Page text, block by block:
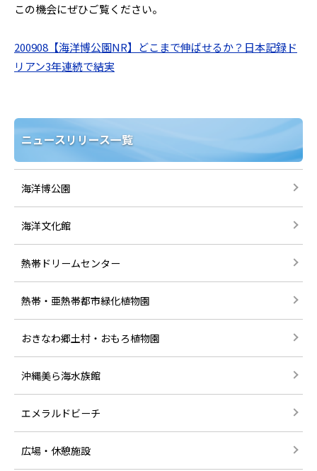
この機会にぜひご覧ください。
200908【海洋博公園NR】どこまで伸ばせるか？日本記録ド
リアン3年連続で結実
ニュースリリース一覧
海洋博公園
海洋文化館
熱帯ドリームセンター
熱帯・亜熱帯都市緑化植物園
おきなわ郷土村・おもろ植物園
沖縄美ら海水族館
エメラルドビーチ
広場・休憩施設